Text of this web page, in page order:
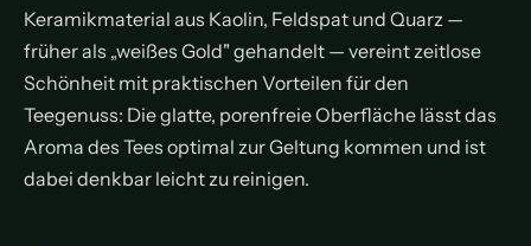
Keramikmaterial aus Kaolin, Feldspat und Quarz —
früher als „weißes Gold" gehandelt — vereint zeitlose
Schönheit mit praktischen Vorteilen für den
Teegenuss: Die glatte, porenfreie Oberfläche lässt das
Aroma des Tees optimal zur Geltung kommen und ist
dabei denkbar leicht zu reinigen.